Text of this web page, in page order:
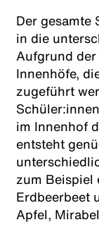
Der
in die
Aufgrund
Innenhöfe,
zugeführt
im Innenhof
entsteht
zum Beispiel
Erdbeerbeet
Apfel,